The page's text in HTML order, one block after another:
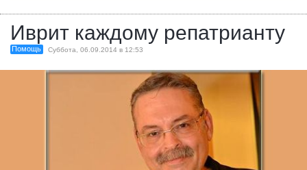
Иврит каждому репатрианту
Помощь Суббота, 06.09.2014 в 12:53